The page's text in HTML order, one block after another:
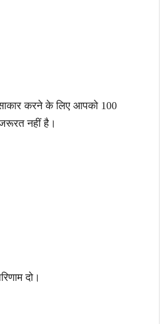
करने के लिए आपको 100
नहीं है।
दो।